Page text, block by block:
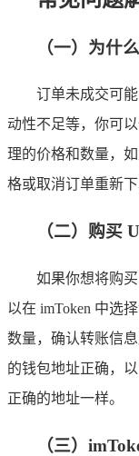
（一）为什
订单未成交可
动性不足等，你可
理的价格和数量，
格或取消订单重新
（二）购买
如果你想将购
以在 imToken 中选
数量，确认转账信
的钱包地址正确，
正确的地址一样。
（三）